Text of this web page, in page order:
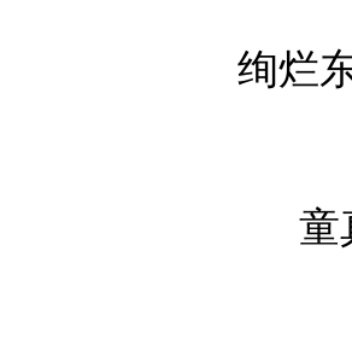
绚烂